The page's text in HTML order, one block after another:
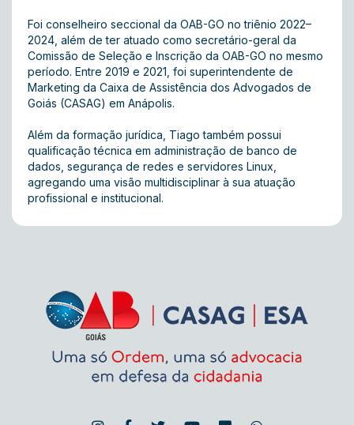
Foi conselheiro seccional da OAB-GO no triênio 2022–
2024, além de ter atuado como secretário-geral da
Comissão de Seleção e Inscrição da OAB-GO no mesmo
período. Entre 2019 e 2021, foi superintendente de
Marketing da Caixa de Assistência dos Advogados de
Goiás (CASAG) em Anápolis.
Além da formação jurídica, Tiago também possui
qualificação técnica em administração de banco de
dados, segurança de redes e servidores Linux,
agregando uma visão multidisciplinar à sua atuação
profissional e institucional.